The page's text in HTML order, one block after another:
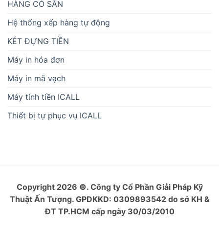
HÀNG CÓ SẴN
Hệ thống xếp hàng tự động
KÉT ĐỰNG TIỀN
Máy in hóa đơn
Máy in mã vạch
Máy tính tiền ICALL
Thiết bị tự phục vụ ICALL
Copyright 2026 ©. Công ty Cổ Phần Giải Pháp Kỹ
Thuật Ấn Tượng. GPDKKD: 0309893542 do sở KH &
ĐT TP.HCM cấp ngày 30/03/2010